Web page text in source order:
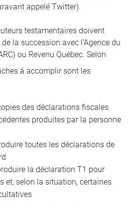
appelé Twitter).
testamentaires doivent
la succession avec l’Agence du
ou Revenu Québec. Selon
à accomplir sont les
des déclarations fiscales
produites par la personne
toutes les déclarations de
la déclaration T1 pour
et, selon la situation, certaines